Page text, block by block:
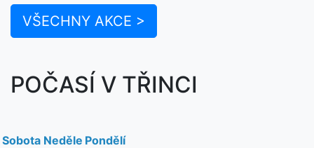
VŠECHNY AKCE >
POČASÍ V TŘINCI
Sobota Neděle Pondělí